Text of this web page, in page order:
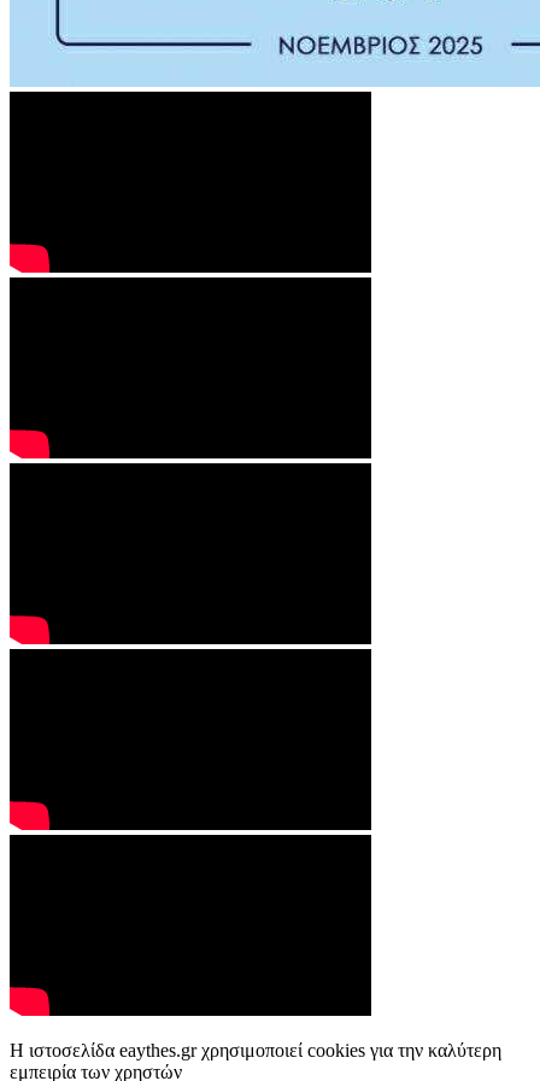
Η ιστοσελίδα eaythes.gr χρησιμοποιεί cookies για την καλύτερη
εμπειρία των χρηστών